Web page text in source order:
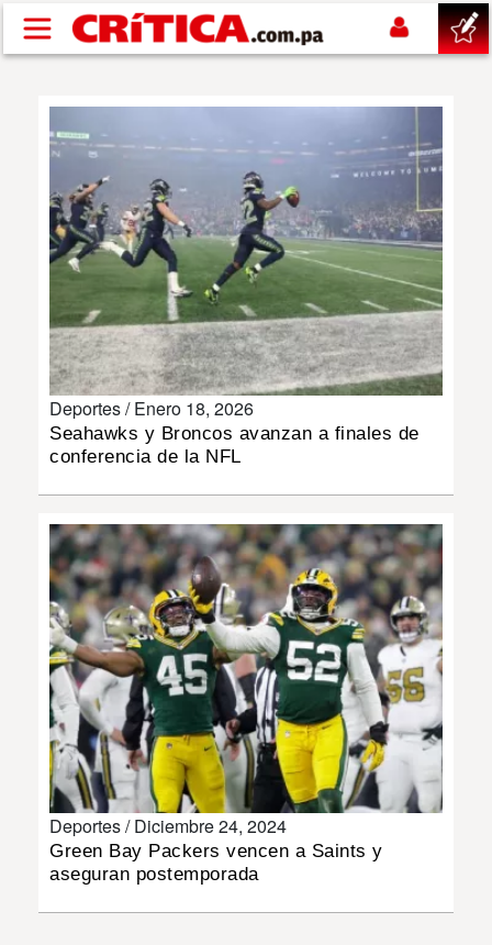
Pasar al contenido principal
SUCESOS
NACIONAL
POLÍTICA
SHOW
DEPORTES
INSÓLITAS
MULTIMEDIA
IMPRESO
Deportes /Enero 18, 2026
Seahawks y Broncos avanzan a finales de
conferencia de la NFL
Deportes /Diciembre 24, 2024
Green Bay Packers vencen a Saints y
aseguran postemporada